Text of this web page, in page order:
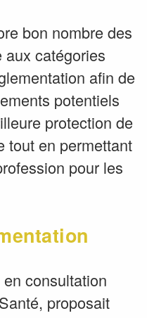
bon nombre des
aux catégories
afin de
potentiels
protection de
tout en permettant
pour les
consultation
proposait